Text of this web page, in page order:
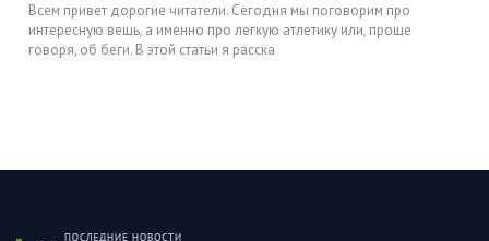
Всем привет дорогие читатели. Сегодня мы поговорим про
интересную вещь, а именно про легкую атлетику или, проще
говоря, об беги. В этой статьи я расска